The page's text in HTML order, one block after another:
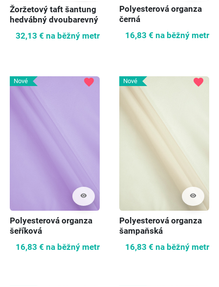
Žoržetový taft šantung
hedvábný dvoubarevný
VÝPRODEJ
32,13 € na běžný metr
Polyesterová organza
černá
16,83 € na běžný metr
Nové
visibility
favorite
Polyesterová organza
šeříková
16,83 € na běžný metr
Nové
visibility
favorite
Polyesterová organza
šampaňská
16,83 € na běžný metr